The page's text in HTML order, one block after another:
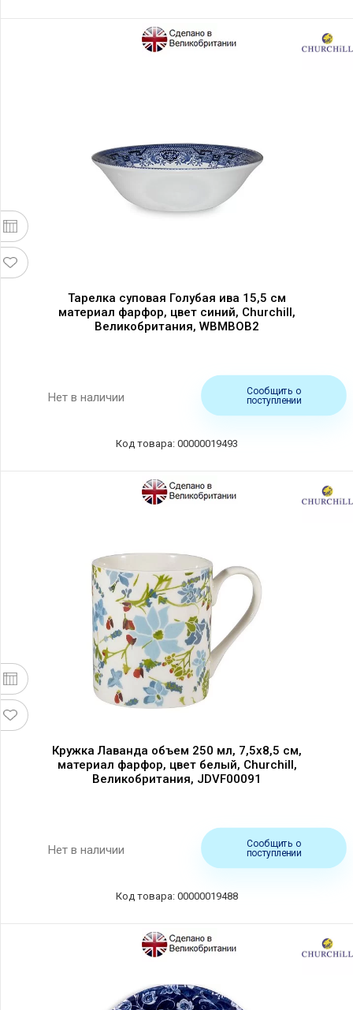
Тарелка суповая Голубая ива 15,5 см
материал фарфор, цвет синий, Churchill,
Великобритания, WBMBOB2
Нет в наличии
Сообщить о
поступлении
Код товара: 00000019493
Кружка Лаванда объем 250 мл, 7,5x8,5 см,
материал фарфор, цвет белый, Churchill,
Великобритания, JDVF00091
Нет в наличии
Сообщить о
поступлении
Код товара: 00000019488